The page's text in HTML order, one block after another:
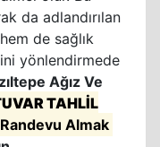
da adlandırılan
de sağlık
yönlendirmede
Ağız Ve
TAHLİL
Randevu Almak